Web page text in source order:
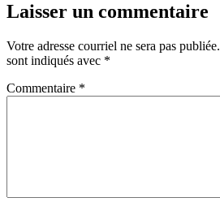
Laisser un commentaire
Votre adresse courriel ne sera pas publiée.
sont indiqués avec *
Commentaire *